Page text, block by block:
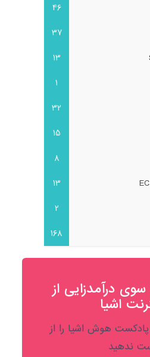
46
37
13
1
32
15
8
13
2
168
سوی درآمدزایی از
اشیا
هوش اشیا را از
ندهید